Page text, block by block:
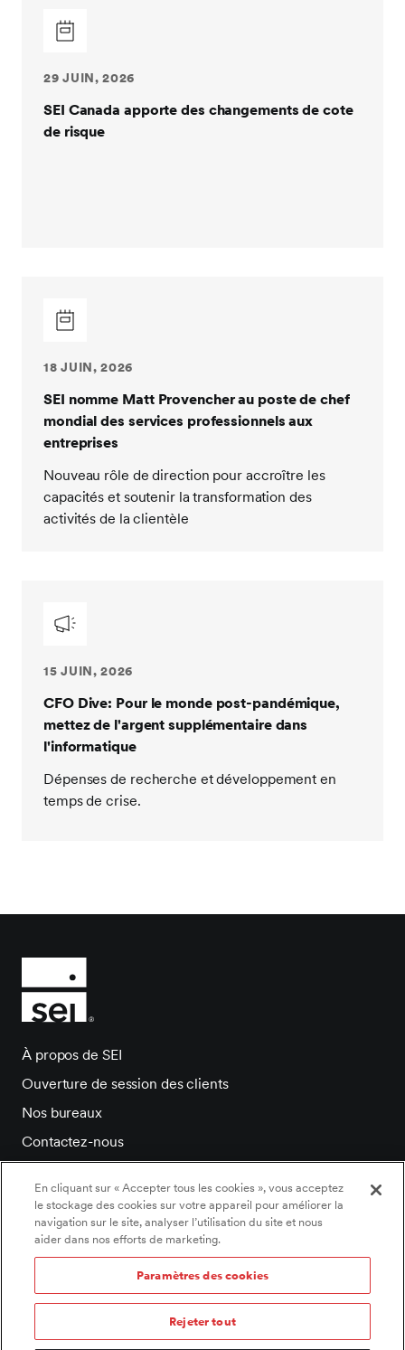
29 JUIN, 2026
SEI Canada apporte des changements de cote
de risque
18 JUIN, 2026
SEI nomme Matt Provencher au poste de chef
mondial des services professionnels aux
entreprises
Nouveau rôle de direction pour accroître les
capacités et soutenir la transformation des
activités de la clientèle
15 JUIN, 2026
CFO Dive: Pour le monde post-pandémique,
mettez de l'argent supplémentaire dans
l'informatique
Dépenses de recherche et développement en
temps de crise.
À propos de SEI
Ouverture de session des clients
Nos bureaux
Contactez-nous
Carrieres
©2026 SEI Tous droits réservés.
Politique de témoins
Déclaration d’accessibilité
En cliquant sur « Accepter tous les cookies », vous acceptez
le stockage des cookies sur votre appareil pour améliorer la
navigation sur le site, analyser l’utilisation du site et nous
aider dans nos efforts de marketing.
Paramètres des cookies
Rejeter tout